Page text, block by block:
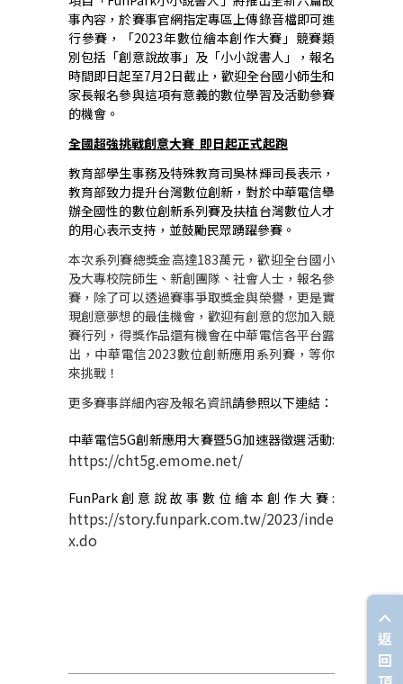
事內容，於賽事官網指定專區上傳錄音檔即可進
行參賽，「2023年數位繪本創作大賽」競賽類
別包括「創意說故事」及「小小說書人」，報名
時間即日起至7月2日截止，歡迎全台國小師生和
家長報名參與這項有意義的數位學習及活動參賽
的機會。
全國超強挑戰創意大賽 即日起正式起跑
教育部學生事務及特殊教育司吳林輝司長表示，
教育部致力提升台灣數位創新，對於中華電信舉
辦全國性的數位創新系列賽及扶植台灣數位人才
的用心表示支持，並鼓勵民眾踴躍參賽。
本次系列賽總獎金高達183萬元，歡迎全台國小
及大專校院師生、新創團隊、社會人士，報名參
賽，除了可以透過賽事爭取獎金與榮譽，更是實
現創意夢想的最佳機會，歡迎有創意的您加入競
賽行列，得獎作品還有機會在中華電信各平台露
出，中華電信2023數位創新應用系列賽，等你
來挑戰！
更多賽事詳細內容及報名資訊請參照以下連結：
中華電信5G創新應用大賽暨5G加速器徵選活動:
https://cht5g.emome.net/
FunPark 創意說故事數位繪本創作大賽 :
https://story.funpark.com.tw/2023/inde
x.do
返
回